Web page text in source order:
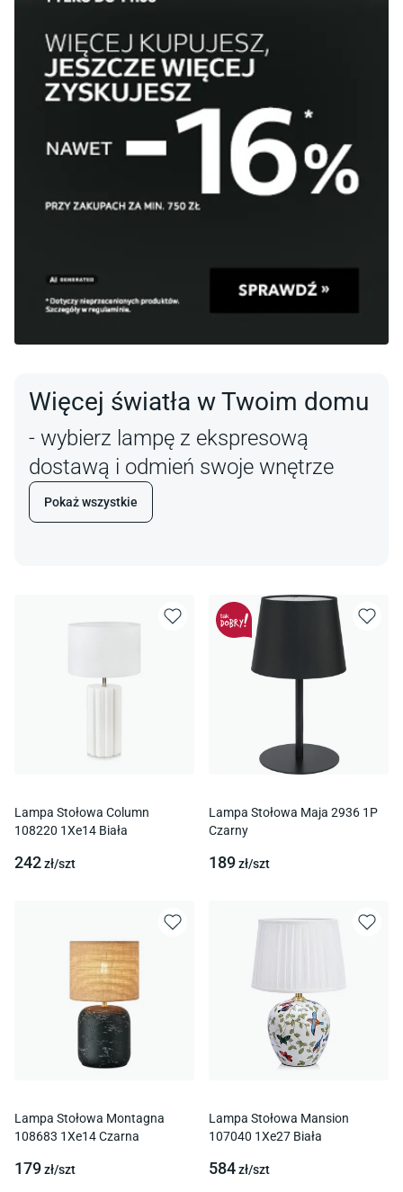
Więcej światła w Twoim domu
- wybierz lampę z ekspresową
dostawą i odmień swoje wnętrze
Pokaż wszystkie
Lampa Stołowa Column
108220 1Xe14 Biała
242zł/szt
Lampa Stołowa Maja 2936 1P
Czarny
189zł/szt
Lampa Stołowa Montagna
108683 1Xe14 Czarna
179zł/szt
Lampa Stołowa Mansion
107040 1Xe27 Biała
584zł/szt